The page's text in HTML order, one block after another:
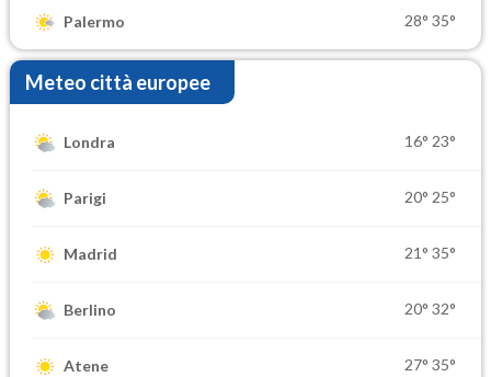
Palermo 28° 35°
Meteo città europee
Londra 16° 23°
Parigi 20° 25°
Madrid 21° 35°
Berlino 20° 32°
Atene 27° 35°